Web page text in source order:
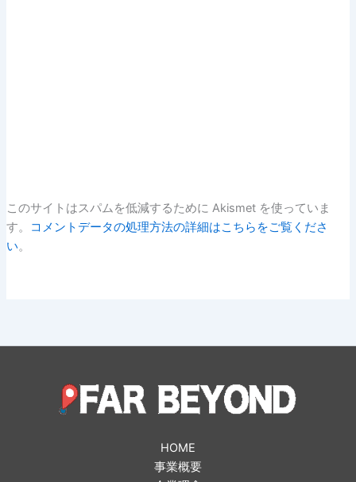
このサイトはスパムを低減するために Akismet を使っていま
す。
コメントデータの処理方法の詳細はこちらをご覧くださ
い。
HOME
事業概要